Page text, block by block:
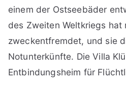
einem der Ostseebäder
des Zweiten Weltkriegs hat
zweckentfremdet, und sie
Notunterkünfte. Die Villa
Entbindungsheim für